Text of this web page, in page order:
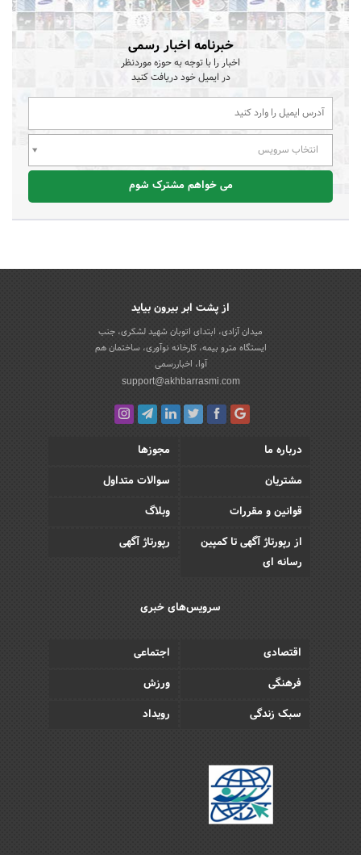
خبرنامه اخبار رسمی
اخبار را با توجه به حوزه موردنظر
در ایمیل خود دریافت کنید
انتخاب سرویس
می خواهم مشترک شوم
از پشت ابر بیرون بیاید
میدان آزادی، ابتدای اتوبان شهید لشکری، جنب
ایستگاه مترو بیمه، کارخانه نوآوری، ساختمان هم
آوا، اخباررسمی
support@akhbarrasmi.com
درباره ما
مجوزها
مشتریان
سوالات متداول
قوانین و مقررات
وبلاگ
از رپورتاژ آگهی تا کمپین
رسانه ای
رپورتاژ آگهی
سرویس‌های خبری
اقتصادی
اجتماعی
فرهنگی
ورزش
سبک زندگی
رویداد